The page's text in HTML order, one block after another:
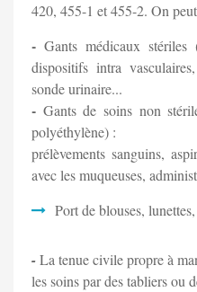
420, 455-1 et 455-2. On
- Gants médicaux
dispositifs intra
sonde urinaire...
- Gants de soins non
polyéthylène) :
prélèvements sanguins,
avec les muqueuses,
Port de blouses,
-La tenue civile propre à
les soins par des tabliers ou